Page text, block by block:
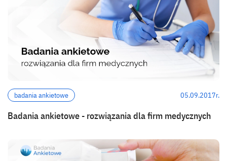
badania ankietowe 05.09.2017r.
Badania ankietowe - rozwiązania dla firm medycznych